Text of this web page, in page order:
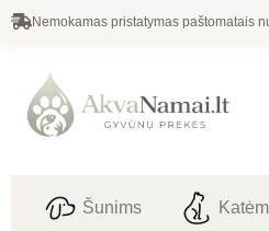
Nemokamas pristatymas paštomatais
Šunims